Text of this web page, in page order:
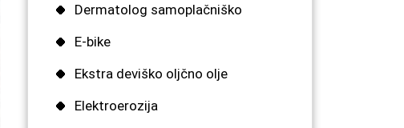
Dermatolog samoplačniško
E-bike
Ekstra deviško oljčno olje
Elektroerozija